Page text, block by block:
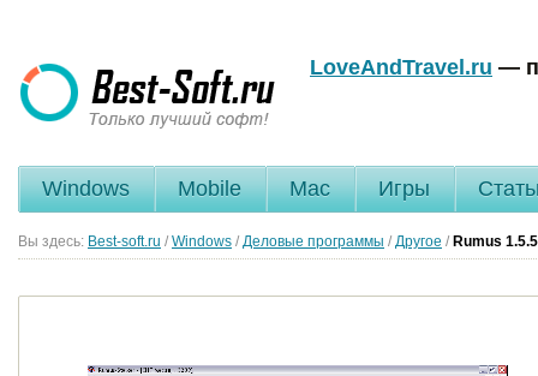
LoveAndTravel.ru —
Windows Mobile Mac Игры
Вы здесь: Best-soft.ru / Windows / Деловые программы / Другое / Rumus 1.5.5